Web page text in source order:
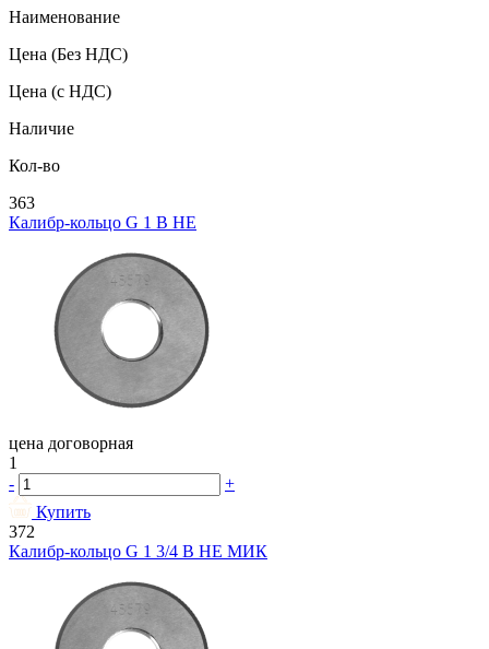
Наименование
Цена (Без НДС)
Цена (с НДС)
Наличие
Кол-во
363
Калибр-кольцо G 1 В НЕ
цена договорная
1
-
+
Купить
372
Калибр-кольцо G 1 3/4 В НЕ МИК